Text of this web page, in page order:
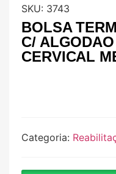
SKU: 3743
BOLSA
C/
CERVICAL
Categoria: